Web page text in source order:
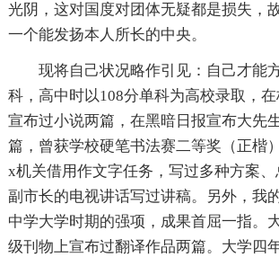
光阴，这对国度对团体无疑都是损失，
一个能发扬本人所长的中央。
现将自己状况略作引见：自己才能
科，高中时以108分单科为高校录取，
宣布过小说两篇，在黑暗日报宣布大先
篇，曾获学校硬笔书法赛二等奖（正楷
x机关借用作文字任务，写过多种方案
副市长的电视讲话写过讲稿。另外，我
中学大学时期的强项，成果首屈一指。
级刊物上宣布过翻译作品两篇。大学四